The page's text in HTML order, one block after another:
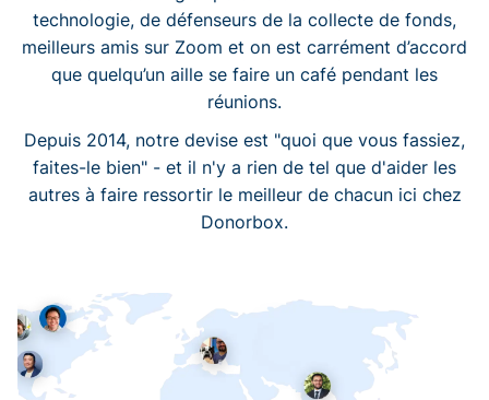
technologie, de défenseurs de la collecte de fonds,
meilleurs amis sur Zoom et on est carrément d’accord
que quelqu’un aille se faire un café pendant les
réunions.
Depuis 2014, notre devise est "quoi que vous fassiez,
faites-le bien" - et il n'y a rien de tel que d'aider les
autres à faire ressortir le meilleur de chacun ici chez
Donorbox.